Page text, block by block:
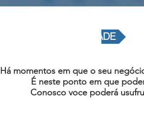
ALÉM DA CONTABILIDADE
Há momentos em que o seu
É neste ponto em que
Conosco voce poderá